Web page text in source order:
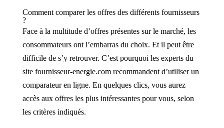
Comment comparer les offres des différents fournisseurs
?
Face à la multitude d’offres présentes sur le marché, les
consommateurs ont l’embarras du choix. Et il peut être
difficile de s’y retrouver. C’est pourquoi les experts du
site fournisseur-energie.com recommandent d’utiliser un
comparateur en ligne. En quelques clics, vous aurez
accès aux offres les plus intéressantes pour vous, selon
les critères indiqués.